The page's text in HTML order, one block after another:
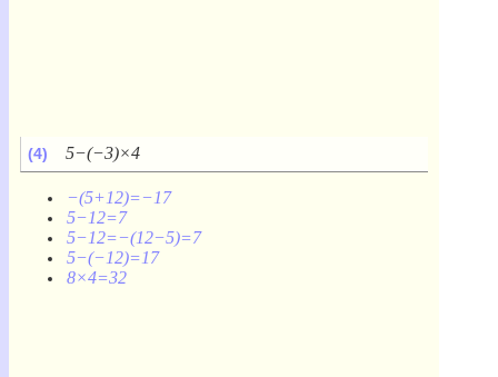
(4) 5−(−3)×4
−(5+12)=−17
5−12=7
5−12=−(12−5)=7
5−(−12)=17
8×4=32